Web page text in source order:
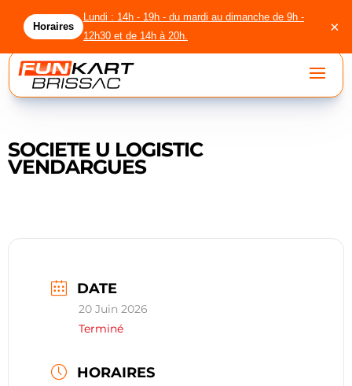
Horaires
Lundi : 14h - 19h - du mardi au dimanche de 9h -
12h30 et de 14h à 20h.
×
accueil
agenda
groupes
restauration
SOCIETE U LOGISTIC
VENDARGUES
DATE
20 Juin 2026
Terminé
HORAIRES